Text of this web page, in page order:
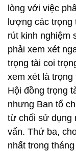
lòng với việc
lượng các
rút kinh nghiệm
phải xem xét
trọng tài coi
xem xét là
Hội đồng trọng
nhưng Ban tổ
từ chối sử dụng
vấn. Thứ ba,
nhất trong